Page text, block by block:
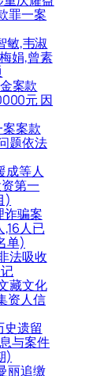
罪一案
敏,韦淑
娟,曾素
案款
元 因
案款
题依法
成等人
第一
)
诈骗案
人已
单)
法吸收
藏文化
资人信
史遗留
与案件
)
丽追缴